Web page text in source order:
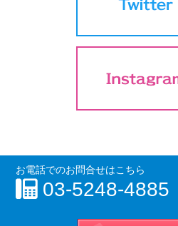
お電話でのお問合せはこちら
03-5248-4885